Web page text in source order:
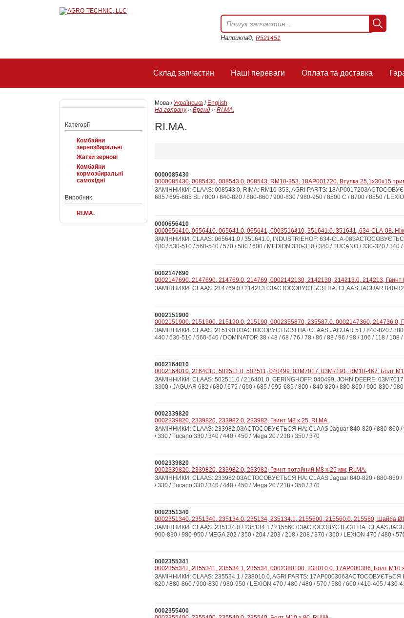
Наприклад, R521451
Склад запчастин Наші переваги Оплата та доставка
Категорії
Комбайни
зернозбиральні
Жатки зернові
Комбайни
кормозбиральні
самохідні
Виробник
RI.MA.
Мова /Українська / English
На головну» Бренд » RI.MA.
RI.MA.
0000085430
0000085430, 0085430, 008543.0, 008543, RM10-353, 18AP001720, Втулка 25,1x30x15
ЗАМІННИКИ: CLAAS: 008543.0, RIMA: RM10-353, AGRI PARTS:
685 / 695-685 SL / 800 / 840-820 / 880-860 / 900-830 / 980-950 / 8500 C / 8700 / 8550 /
0000656410
0000656410, 0656410, 065641.0, 065641, 0003516410, 351641.0, 351641, 634-CLA-08, Ніж
ЗАМІННИКИ: CLAAS: 065641.0 / 351641.0, INDUSTRIEHOF: 634-CLA-
480 / 530-510 / 560-540 / 570 / 580 / 600 / MEDION 330-310 / 340 / TUCANO / 330-320 / 340
0002147690
0002147690, 2147690, 214769.0, 214769, 0002142130, 2142130, 214213.0, 214213, Гвинт
ЗАМІННИКИ: CLAAS: 214769.0 / 214213.0ЗАСТОСОВУЄТЬСЯ НА: CLAAS JAGUAR 840-
0002151900
0002151900, 2151900, 215190.0, 215190, 0002355870, 235587.0, 0002147360, 214736.0,
ЗАМІННИКИ: CLAAS: 215190.0ЗАСТОСОВУЄТЬСЯ НА: CLAAS JAGUAR 51 / 840-820 / 880-
440 / 530-510 / 560-540 / DOMINATOR 38 / 48 / 68 / 76 / 78 / 86 / 88 / 96 / 98 / 106 / 118 / 108
0002164010
0002164010, 2164010, 502511.0, 502511, 040499, 03M7017, 03M7191, RM10-467, Болт
ЗАМІННИКИ: CLAAS: 502511.0 / 216401.0, GERINGHOFF: 040499, JOHN DEERE:
3300 / JAGUAR 682 / 680 / 675 / 690 / 685 / 695-685 / 800 / 840-820 / 880-860 / 900-830 /
0002339820
0002339820, 2339820, 233982.0, 233982, Гвинт М8 x 25, RI.MA.
ЗАМІННИКИ: CLAAS: 233982.0ЗАСТОСОВУЄТЬСЯ НА: CLAAS Jaguar 840-820 / 880-860 /
/ 330 / Tucano 330 / 340 / 440 / 450 / Mega 20 / 218 / 350 / 370
0002339820
0002339820, 2339820, 233982.0, 233982, Гвинт потайний М8 x 25 мм, RI.MA.
ЗАМІННИКИ: CLAAS: 233982.0ЗАСТОСОВУЄТЬСЯ НА: CLAAS Jaguar 840-820 / 880-860 /
/ 330 / Tucano 330 / 340 / 440 / 450 / Mega 20 / 218 / 350 / 370
0002351340
0002351340, 2351340, 235134.0, 235134, 235134.1, 2155600, 215560.0, 215560, Шайба
ЗАМІННИКИ: CLAAS: 235134.0 / 235134.1 / 215560.0ЗАСТОСОВУЄТЬСЯ НА: CLAAS
900-830 / 980-950 / MEGA 202 / 350 / 204 / 203 / 218 / 208 / 370 / 360 / LEXION 470 / 480 /
0002355341
0002355341, 2355341, 235534.1, 235534, 0002380100, 238010.0, 17AP000306, Болт М10
ЗАМІННИКИ: CLAAS: 235534.1 / 238010.0, AGRI PARTS: 17AP000306ЗАСТОСОВУЄТЬСЯ
820 / 880-860 / 900-830 / 980-950 / LEXION 470 / 480 / 480 / 570 / 580 / 600 / 410-405 /
0002355400